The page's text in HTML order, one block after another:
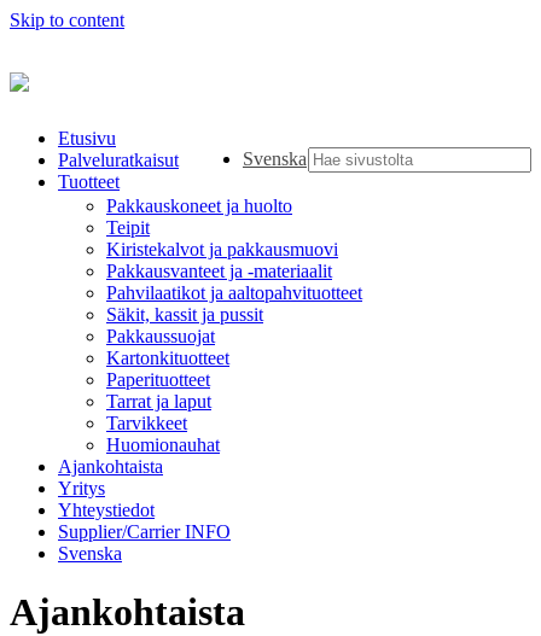
Skip to content
Svenska
Etusivu
Palveluratkaisut
Tuotteet
Pakkauskoneet ja huolto
Teipit
Kiristekalvot ja pakkausmuovi
Pakkausvanteet ja -materiaalit
Pahvilaatikot ja aaltopahvituotteet
Säkit, kassit ja pussit
Pakkaussuojat
Kartonkituotteet
Paperituotteet
Tarrat ja laput
Tarvikkeet
Huomionauhat
Ajankohtaista
Yritys
Yhteystiedot
Supplier/Carrier INFO
Svenska
Ajankohtaista